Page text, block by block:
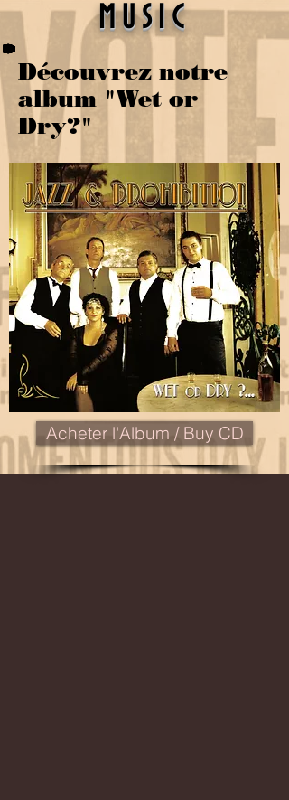
MUSIC
Découvrez notre
album "Wet or
Dry?"
Acheter l'Album / Buy CD